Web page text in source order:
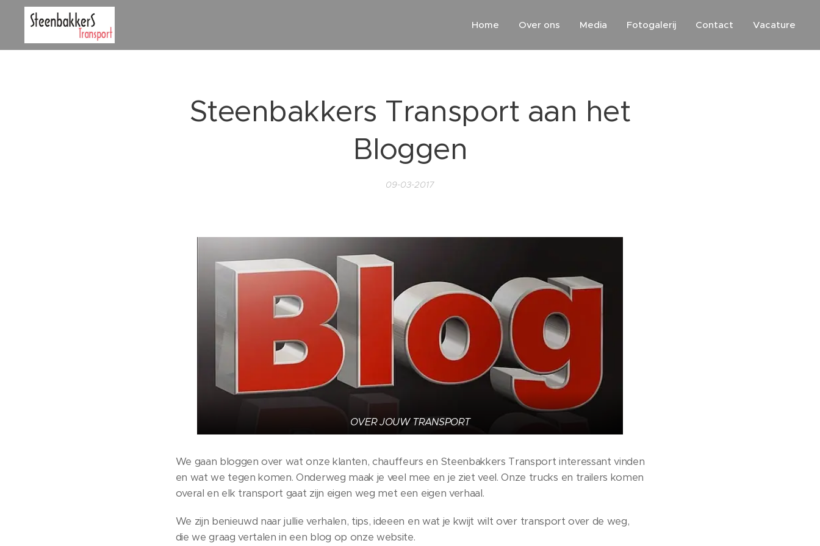
Home Over ons Media Fotogalerij Contact Vacature
Steenbakkers Transport aan het
Bloggen
09-03-2017
OVER JOUW TRANSPORT
We gaan bloggen over wat onze klanten, chauffeurs en Steenbakkers Transport interessant vinden
en wat we tegen komen. Onderweg maak je veel mee en je ziet veel. Onze trucks en trailers komen
overal en elk transport gaat zijn eigen weg met een eigen verhaal.
We zijn benieuwd naar jullie verhalen, tips, ideeen en wat je kwijt wilt over transport over de weg,
die we graag vertalen in een blog op onze website.